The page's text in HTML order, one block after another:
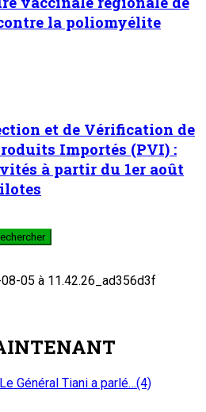
la poliomyélite
et de Vérification de
Importés (PVI) :
à partir du 1er août
Général Tiani a parlé…(4)